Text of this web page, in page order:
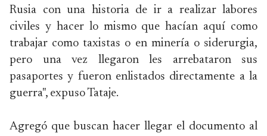
Rusia con una historia de ir a realizar labores
civiles y hacer lo mismo que hacían aquí como
trabajar como taxistas o en minería o siderurgia,
pero una vez llegaron les arrebataron sus
pasaportes y fueron enlistados directamente a la
guerra", expuso Tataje.
Agregó que buscan hacer llegar el documento al